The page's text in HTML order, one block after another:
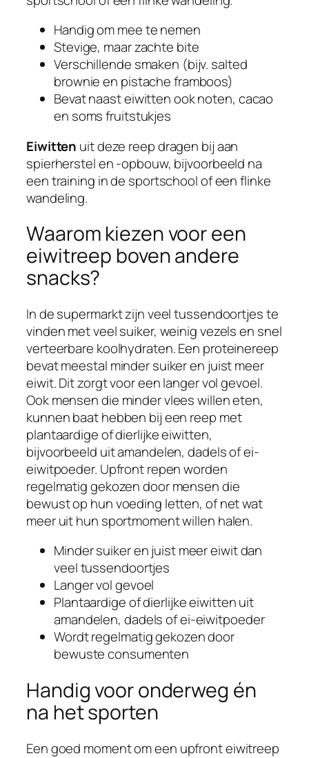
Handig om mee te nemen
Stevige, maar zachte bite
Verschillende smaken (bijv. salted
brownie en pistache framboos)
Bevat naast eiwitten ook noten, cacao
en soms fruitstukjes
Eiwitten uit deze reep dragen bij aan
spierherstel en -opbouw, bijvoorbeeld na
een training in de sportschool of een flinke
wandeling.
Waarom kiezen voor een
eiwitreep boven andere
snacks?
In de supermarkt zijn veel tussendoortjes te
vinden met veel suiker, weinig vezels en snel
verteerbare koolhydraten. Een proteinereep
bevat meestal minder suiker en juist meer
eiwit. Dit zorgt voor een langer vol gevoel.
Ook mensen die minder vlees willen eten,
kunnen baat hebben bij een reep met
plantaardige of dierlijke eiwitten,
bijvoorbeeld uit amandelen, dadels of ei-
eiwitpoeder. Upfront repen worden
regelmatig gekozen door mensen die
bewust op hun voeding letten, of net wat
meer uit hun sportmoment willen halen.
Minder suiker en juist meer eiwit dan
veel tussendoortjes
Langer vol gevoel
Plantaardige of dierlijke eiwitten uit
amandelen, dadels of ei-eiwitpoeder
Wordt regelmatig gekozen door
bewuste consumenten
Handig voor onderweg én
na het sporten
Een goed moment om een upfront eiwitreep